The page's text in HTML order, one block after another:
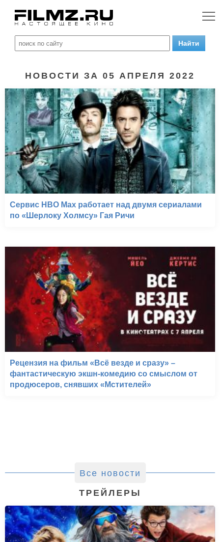
НОВОСТИ ЗА 05 АПРЕЛЯ 2022
Сервис HBO Max работает над двумя сериалами
по «Шерлоку Холмсу» Гая Ричи
Рецензия на фильм «Всё везде и сразу» –
фантастическую экшн-комедию со смыслом от
продюсеров, снявших «Мстителей»
Все новости
ТРЕЙЛЕРЫ